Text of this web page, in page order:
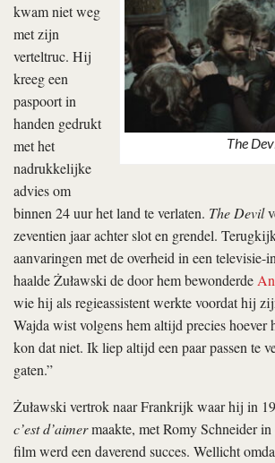
The
kwam niet weg
met zijn
verteltruc. Hij
kreeg een
paspoort in
handen gedrukt
met het
nadrukkelijke
advies om
binnen 24 uur het land te verlaten. The Devil
zeventien jaar achter slot en grendel.
aanvaringen met de overheid in een televisie-
haalde Żuławski de door hem bewonderde
wie hij als regieassistent werkte voordat hij
Wajda wist volgens hem altijd precies hoever
kon dat niet. Ik liep altijd een paar passen te
gaten.”
Żuławski vertrok naar Frankrijk waar hij in
c’est d’aimermaakte, met Romy Schneider
film werd een daverend succes. Wellicht